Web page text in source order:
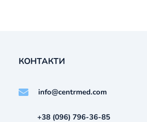
КОНТАКТИ
info@centrmed.com
+38 (096) 796-36-85